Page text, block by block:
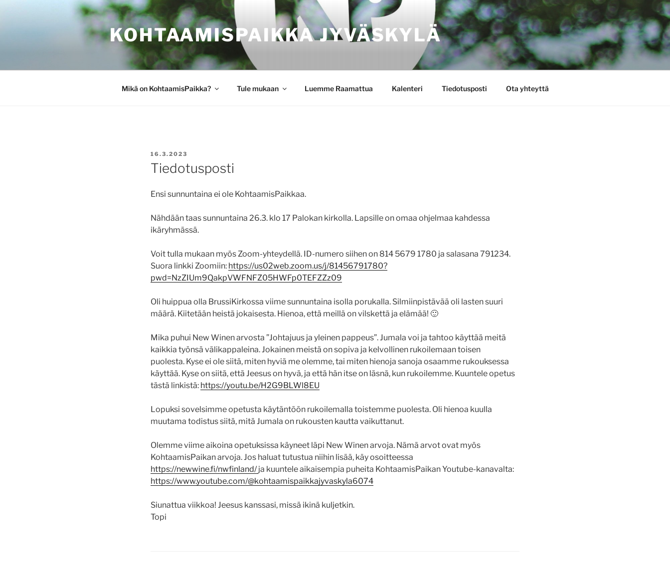
KOHTAAMISPAIKKA JYVÄSKYLÄ
Mikä on KohtaamisPaikka? Tule mukaan Luemme Raamattua Kalenteri Tiedotusposti Ota yhteyttä
JULKAISTU
16.3.2023
Tiedotusposti
Ensi sunnuntaina ei ole KohtaamisPaikkaa.
Nähdään taas sunnuntaina 26.3. klo 17 Palokan kirkolla. Lapsille on omaa ohjelmaa kahdessa
ikäryhmässä.
Voit tulla mukaan myös Zoom-yhteydellä. ID-numero siihen on 814 5679 1780 ja salasana 791234.
Suora linkki Zoomiin: https://us02web.zoom.us/j/81456791780?
pwd=NzZIUm9QakpVWFNFZ05HWFp0TEFZZz09
Oli huippua olla BrussiKirkossa viime sunnuntaina isolla porukalla. Silmiinpistävää oli lasten suuri
määrä. Kiitetään heistä jokaisesta. Hienoa, että meillä on vilskettä ja elämää! 🙂
Mika puhui New Winen arvosta ”Johtajuus ja yleinen pappeus”. Jumala voi ja tahtoo käyttää meitä
kaikkia työnsä välikappaleina. Jokainen meistä on sopiva ja kelvollinen rukoilemaan toisen
puolesta. Kyse ei ole siitä, miten hyviä me olemme, tai miten hienoja sanoja osaamme rukouksessa
käyttää. Kyse on siitä, että Jeesus on hyvä, ja että hän itse on läsnä, kun rukoilemme. Kuuntele opetus
tästä linkistä: https://youtu.be/H2G9BLWl8EU
Lopuksi sovelsimme opetusta käytäntöön rukoilemalla toistemme puolesta. Oli hienoa kuulla
muutama todistus siitä, mitä Jumala on rukousten kautta vaikuttanut.
Olemme viime aikoina opetuksissa käyneet läpi New Winen arvoja. Nämä arvot ovat myös
KohtaamisPaikan arvoja. Jos haluat tutustua niihin lisää, käy osoitteessa
https://newwine.fi/nwfinland/ja kuuntele aikaisempia puheita KohtaamisPaikan Youtube-kanavalta:
https://www.youtube.com/@kohtaamispaikkajyvaskyla6074
Siunattua viikkoa! Jeesus kanssasi, missä ikinä kuljetkin.
Topi